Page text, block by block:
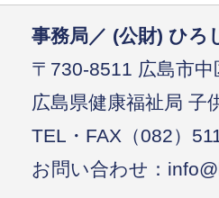
事務局／ (公財) ひろ
〒730-8511 広島市
広島県健康福祉局 子
TEL・FAX（082）
お問い合わせ：